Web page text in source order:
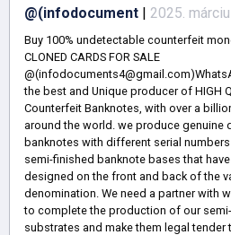
@(infodocument | 2025.
Buy 100% undetectable counterfeit
CLONED CARDS FOR SALE
the best and Unique producer of HIGH
Counterfeit Banknotes, with over a
around the world. we produce genuine
banknotes with different serial
semi-finished banknote bases that
designed on the front and back of the
denomination. We need a partner with
to complete the production of our
substrates and make them legal